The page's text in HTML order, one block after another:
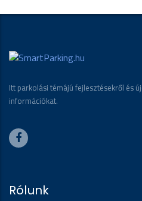
Itt parkolási témájú fejlesztésekről és
információkat.
Rólunk